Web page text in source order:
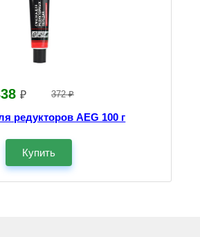
₽ 372 ₽
редукторов AEG 100 г
Купить